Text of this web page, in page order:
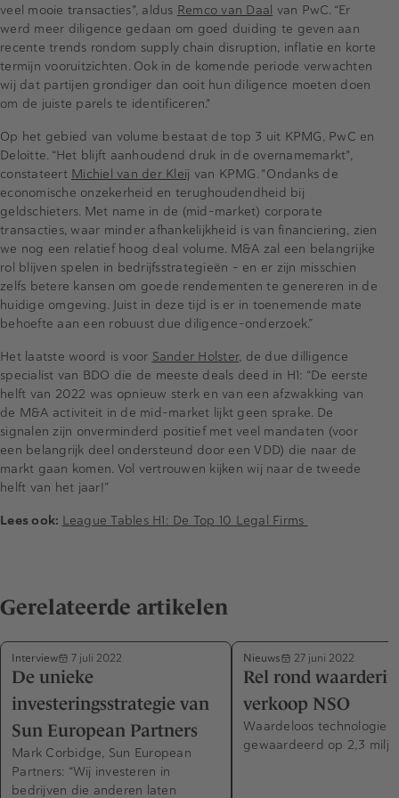
veel mooie transacties", aldus Remco van Daal van PwC. “Er
werd meer diligence gedaan om goed duiding te geven aan
recente trends rondom supply chain disruption, inflatie en korte
termijn vooruitzichten. Ook in de komende periode verwachten
wij dat partijen grondiger dan ooit hun diligence moeten doen
om de juiste parels te identificeren."
Op het gebied van volume bestaat de top 3 uit KPMG, PwC en
Deloitte. “Het blijft aanhoudend druk in de overnamemarkt",
constateert Michiel van der Kleij van KPMG. "Ondanks de
economische onzekerheid en terughoudendheid bij
geldschieters. Met name in de (mid-market) corporate
transacties, waar minder afhankelijkheid is van financiering, zien
we nog een relatief hoog deal volume. M&A zal een belangrijke
rol blijven spelen in bedrijfsstrategieën - en er zijn misschien
zelfs betere kansen om goede rendementen te genereren in de
huidige omgeving. Juist in deze tijd is er in toenemende mate
behoefte aan een robuust due diligence-onderzoek.”
Het laatste woord is voor Sander Holster, de due dilligence
specialist van BDO die de meeste deals deed in H1: “De eerste
helft van 2022 was opnieuw sterk en van een afzwakking van
de M&A activiteit in de mid-market lijkt geen sprake. De
signalen zijn onverminderd positief met veel mandaten (voor
een belangrijk deel ondersteund door een VDD) die naar de
markt gaan komen. Vol vertrouwen kijken wij naar de tweede
helft van het jaar!”
Lees ook: League Tables H1: De Top 10 Legal Firms
Gerelateerde artikelen
Interview 7 juli 2022
De unieke
investeringsstrategie van
Sun European Partners
Mark Corbidge, Sun European
Partners: “Wij investeren in
bedrijven die anderen laten
Nieuws 27 juni 2022
Rel rond
verkoop NSO
Waardeloos
gewaardeerd op 2,3